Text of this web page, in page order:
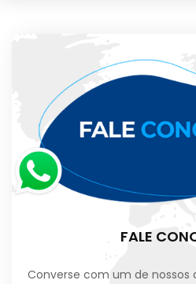
FALE
Converse com um de nossos